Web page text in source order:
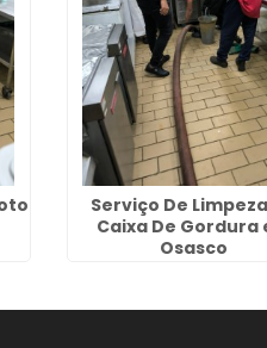
Serviço De
Caixa De Gordura
Osasco